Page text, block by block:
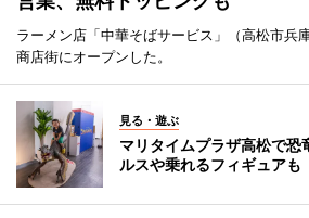
ラーメン店「中華そばサービス」（高松市兵
商店街にオープンした。
見る・遊ぶ
マリタイムプラザ高松で
ルスや乗れるフィギュアも